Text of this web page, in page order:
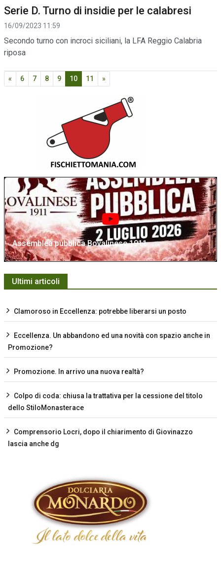
Serie D. Turno di insidie per le calabresi
16/09/2023 11:59
Secondo turno con incroci siciliani, la LFA Reggio Calabria
riposa
« 6 7 8 9 10 11 »
Assemblea pubblica Bovalinese 1911
Ultimi articoli
Clamoroso in Eccellenza: potrebbe liberarsi un posto
Eccellenza. Un abbandono ed una novità con spazio anche in
Promozione?
Promozione. In arrivo una nuova realtà?
Colpo di coda: chiusa la trattativa per la cessione del titolo
dello StiloMonasterace
Comprensorio Locri, dopo il chiarimento di Giovinazzo
lascia anche dg